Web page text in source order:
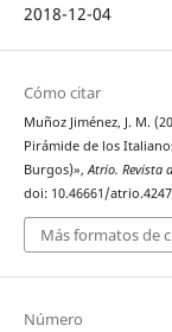
2018-12-04
Cómo citar
Muñoz Jiménez, J. M.
Pirámide de los
Burgos)», Atrio. Revista
doi: 10.46661/
Más formatos de
Número